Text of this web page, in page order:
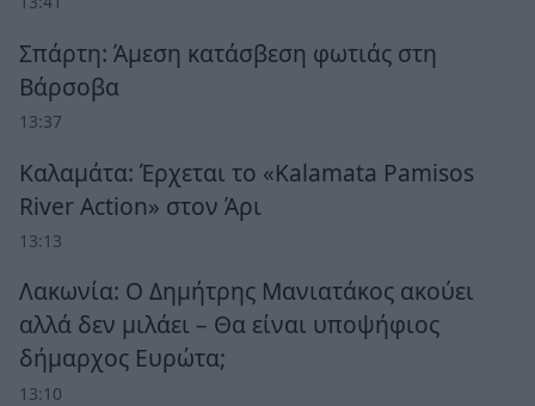
Σπάρτη: Άμεση κατάσβεση φωτιάς στη
Βάρσοβα
13:37
Καλαμάτα: Έρχεται το «Kalamata Pamisos
River Action» στον Άρι
13:13
Λακωνία: Ο Δημήτρης Μανιατάκος ακούει
αλλά δεν μιλάει – Θα είναι υποψήφιος
δήμαρχος Ευρώτα;
13:10